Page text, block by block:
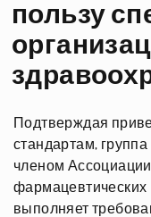
пользу
Подтверждая
стандартам,
членом
выполняет